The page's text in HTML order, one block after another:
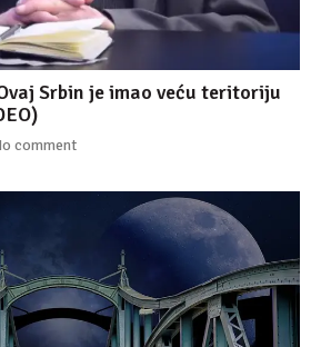
Srbin je imao veću teritoriju
comment